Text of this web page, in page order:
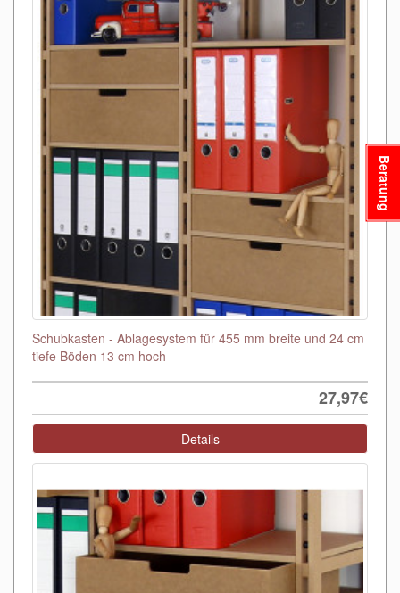
Schubkasten - Ablagesystem für 455 mm breite und 24 cm
tiefe Böden 13 cm hoch
27,97€
Details
Beratung